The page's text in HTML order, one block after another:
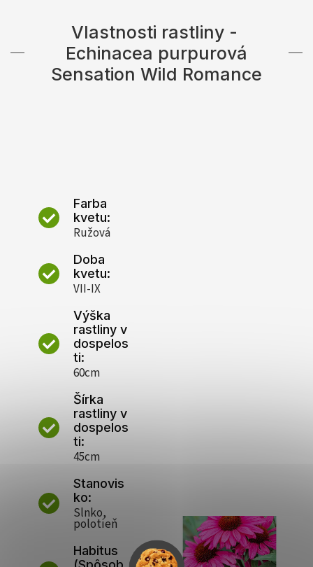
Vlastnosti rastliny -
Echinacea purpurová
Sensation Wild Romance
Farba
kvetu:
Ružová
Doba
kvetu:
VII-IX
Výška
rastliny v
dospelos
ti:
60cm
Šírka
rastliny v
dospelos
ti:
45cm
Stanovis
ko:
Slnko,
polotieň
Habitus